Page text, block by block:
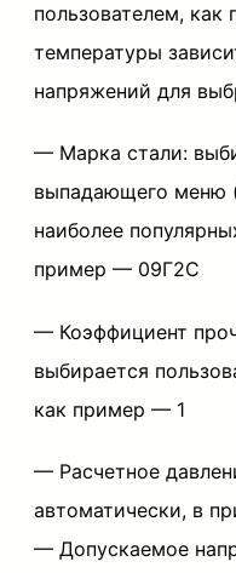
e
l
п
Г
О
С
3
2
3
пользователем,
температуры
напряжений для
— Марка стали:
выпадающего меню
наиболее
пример — 09Г2С
— Коэффициент
выбирается
как пример — 1
— Расчетное
автоматически, в
— Допускаемое